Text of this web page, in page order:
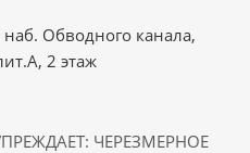
наб. Обводного канала,
2 этаж
ЧЕРЕЗМЕРНОЕ